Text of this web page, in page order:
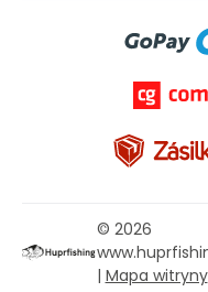
© 2026
| Mapa witryny